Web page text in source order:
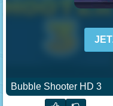
Bubble Shooter HD 3